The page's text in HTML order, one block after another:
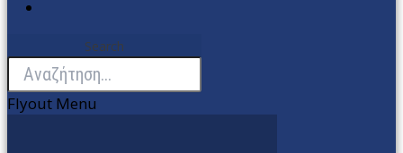
Search
Flyout Menu